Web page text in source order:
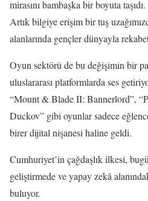
mirasını bambaşka bir boyuta taşıdı.
Artık bilgiye erişim bir tuş
alanlarında gençler dünyayla
Oyun sektörü de bu değişimin bir
uluslararası platformlarda ses
“Mount & Blade II: Bannerlord”,
Duckov” gibi oyunlar sadece
birer dijital nişanesi haline geldi.
Cumhuriyet’in çağdaşlık ilkesi,
geliştirmede ve yapay zekâ
buluyor.